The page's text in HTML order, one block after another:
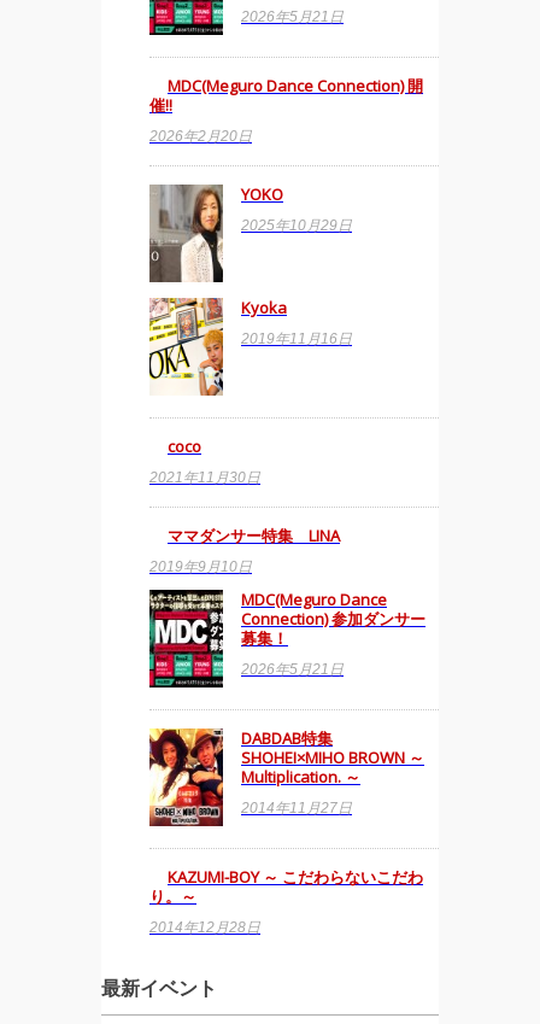
2026年5月21日
MDC(Meguro Dance Connection) 開
催!!
2026年2月20日
YOKO
2025年10月29日
Kyoka
2019年11月16日
coco
2021年11月30日
ママダンサー特集 LINA
2019年9月10日
MDC(Meguro Dance
Connection) 参加ダンサー
募集！
2026年5月21日
DABDAB特集
SHOHEI×MIHO BROWN ～
Multiplication. ～
2014年11月27日
KAZUMI-BOY ～ こだわらないこだわ
り。～
2014年12月28日
最新イベント